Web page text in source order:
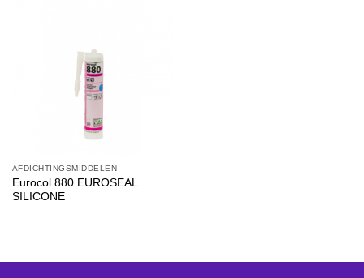
AFDICHTINGSMIDDELEN
Eurocol 880 EUROSEAL
SILICONE